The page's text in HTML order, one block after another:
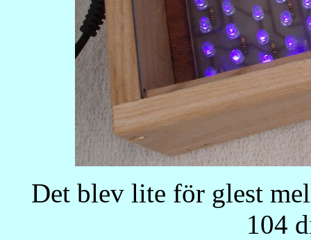
Det blev lite för glest
104